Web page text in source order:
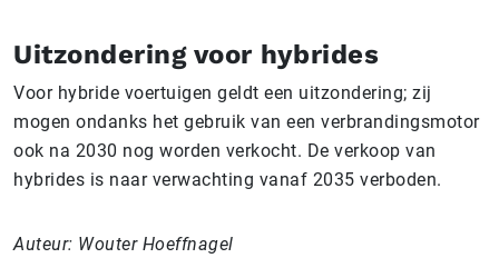
Uitzondering voor hybrides
Voor hybride voertuigen geldt een uitzondering; zij
mogen ondanks het gebruik van een verbrandingsmotor
ook na 2030 nog worden verkocht. De verkoop van
hybrides is naar verwachting vanaf 2035 verboden.
Auteur: Wouter Hoeffnagel